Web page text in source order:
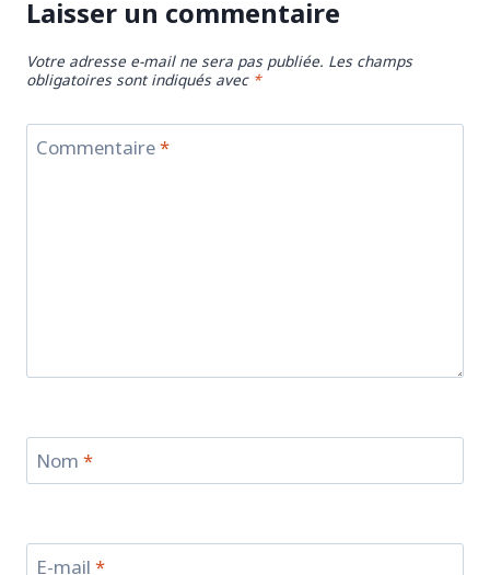
Laisser un commentaire
Votre adresse e-mail ne sera pas publiée. Les champs
obligatoires sont indiqués avec *
Commentaire*
Nom *
E-mail *